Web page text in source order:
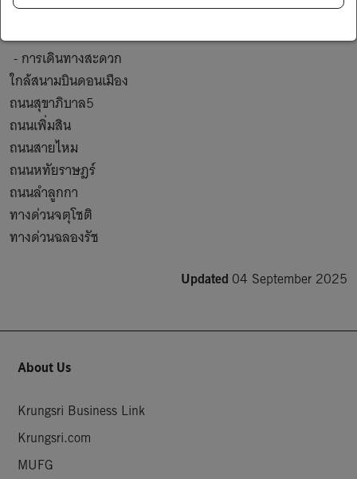
ตลาดวงศกร
เพลินนารี่มอลล์
ใกล้สนามบินดอนเมือง
ถนนสุขาภิบาล5
ถนนเพิ่มสิน
ถนนสายไหม
ถนนหทัยราษฎร์
ถนนลำลูกกา
ทางด่วนจตุโชติ
ทางด่วนฉลองรัช
Updated 04 September 2025
About Us
Krungsri Business Link
Krungsri.com
MUFG